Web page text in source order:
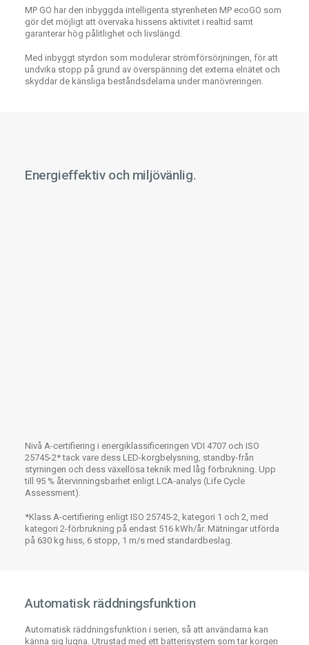
MP GO har den inbyggda intelligenta styrenheten MP ecoGO som
gör det möjligt att övervaka hissens aktivitet i realtid samt
garanterar hög pålitlighet och livslängd.
Med inbyggt styrdon som modulerar strömförsörjningen, för att
undvika stopp på grund av överspänning det externa elnätet och
skyddar de känsliga beståndsdelarna under manövreringen.
Energieffektiv och miljövänlig.
Nivå A-certifiering i energiklassificeringen VDI 4707 och ISO
25745-2* tack vare dess LED-korgbelysning, standby-från
styrningen och dess växellösa teknik med låg förbrukning. Upp
till 95 % återvinningsbarhet enligt LCA-analys (Life Cycle
Assessment).
*Klass A-certifiering enligt ISO 25745-2, kategori 1 och 2, med
kategori 2-förbrukning på endast 516 kWh/år. Mätningar utförda
på 630 kg hiss, 6 stopp, 1 m/s med standardbeslag.
Automatisk räddningsfunktion
Automatisk räddningsfunktion i serien, så att användarna kan
känna sig lugna. Utrustad med ett batterisystem som tar korgen